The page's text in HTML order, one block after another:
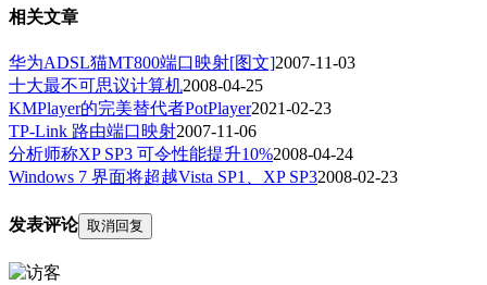
相关文章
华为ADSL猫MT800端口映射[图文]2007-11-03
十大最不可思议计算机2008-04-25
KMPlayer的完美替代者PotPlayer2021-02-23
TP-Link 路由端口映射2007-11-06
分析师称XP SP3 可令性能提升10%2008-04-24
Windows 7 界面将超越Vista SP1、XP SP32008-02-23
发表评论 取消回复